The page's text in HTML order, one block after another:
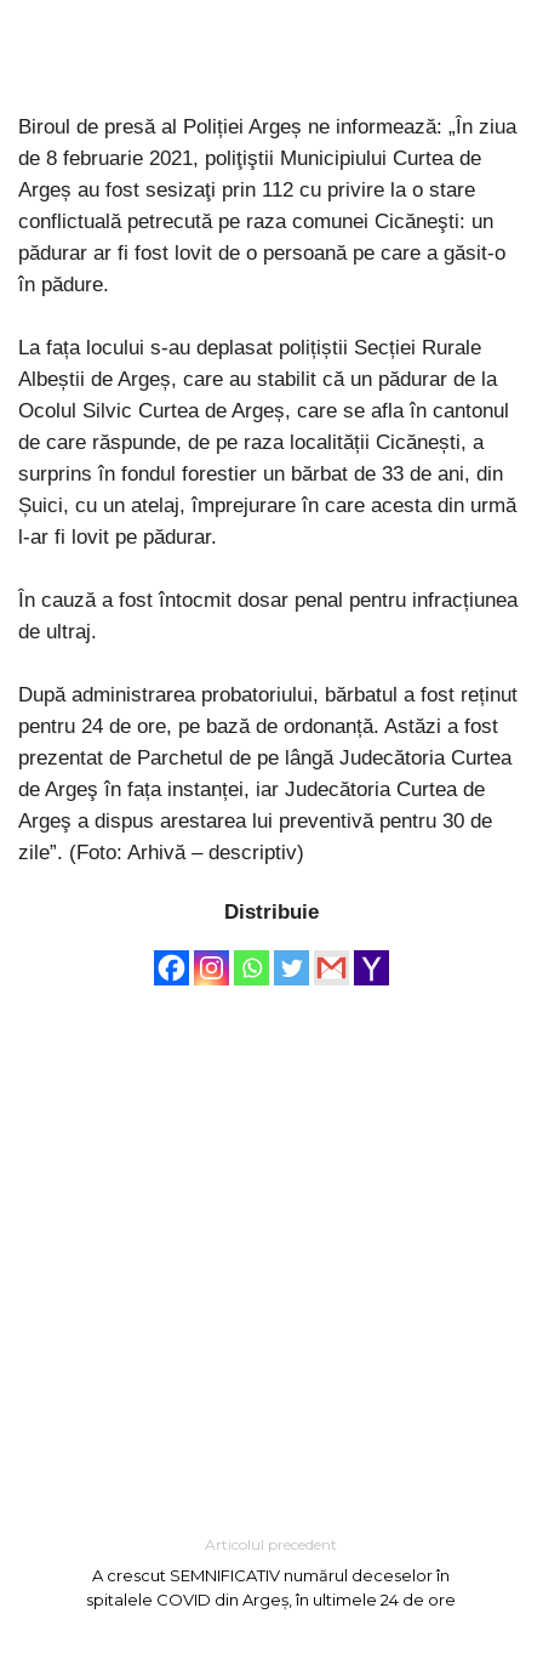
Biroul de presă al Poliției Argeș ne informează: „În ziua
de 8 februarie 2021, poliţiştii Municipiului Curtea de
Argeș au fost sesizaţi prin 112 cu privire la o stare
conflictuală petrecută pe raza comunei Cicăneşti: un
pădurar ar fi fost lovit de o persoană pe care a găsit-o
în pădure.
La fața locului s-au deplasat polițiștii Secției Rurale
Albeștii de Argeș, care au stabilit că un pădurar de la
Ocolul Silvic Curtea de Argeș, care se afla în cantonul
de care răspunde, de pe raza localității Cicănești, a
surprins în fondul forestier un bărbat de 33 de ani, din
Șuici, cu un atelaj, împrejurare în care acesta din urmă
l-ar fi lovit pe pădurar.
În cauză a fost întocmit dosar penal pentru infracțiunea
de ultraj.
După administrarea probatoriului, bărbatul a fost reținut
pentru 24 de ore, pe bază de ordonanță. Astăzi a fost
prezentat de Parchetul de pe lângă Judecătoria Curtea
de Argeş în fața instanței, iar Judecătoria Curtea de
Argeş a dispus arestarea lui preventivă pentru 30 de
zile”. (Foto: Arhivă – descriptiv)
Distribuie
Articolul precedent
A crescut SEMNIFICATIV numărul deceselor în
spitalele COVID din Argeș, în ultimele 24 de ore